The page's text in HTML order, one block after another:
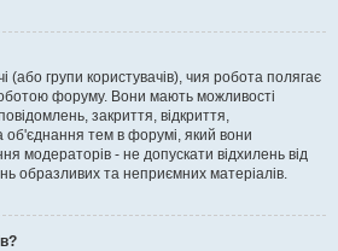
(або групи користувачів), чия робота полягає
форуму. Вони мають можливості
закриття, відкриття,
тем в форумі, який вони
модераторів - не допускати відхилень від
образливих та неприємних матеріалів.